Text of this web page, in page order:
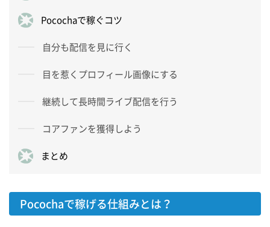
Pocochaで稼ぐコツ
自分も配信を見に行く
目を惹くプロフィール画像にする
継続して長時間ライブ配信を行う
コアファンを獲得しよう
まとめ
Pocochaで稼げる仕組みとは？